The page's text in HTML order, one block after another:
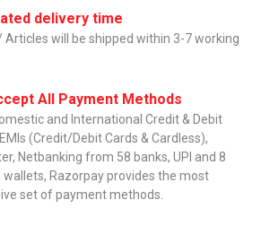
delivery time
Articles will be shipped within 3-7 working
All Payment Methods
and International Credit & Debit
(Credit/Debit Cards & Cardless),
Netbanking from 58 banks, UPI and 8
wallets, Razorpay provides the most
set of payment methods.